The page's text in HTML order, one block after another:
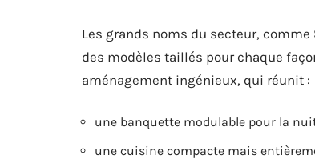
Les grands noms du secteur, comme
des modèles taillés pour chaque
aménagement ingénieux, qui réunit :
une banquette modulable pour la
une cuisine compacte mais